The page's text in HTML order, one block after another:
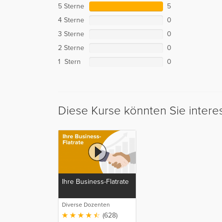
5 Sterne
5
4 Sterne
0
3 Sterne
0
2 Sterne
0
1 Stern
0
Diese Kurse könnten Sie
Ihre Business-Flatrate
Diverse Dozenten
(628)